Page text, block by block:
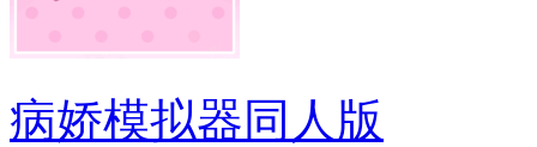
病娇模拟器同人版